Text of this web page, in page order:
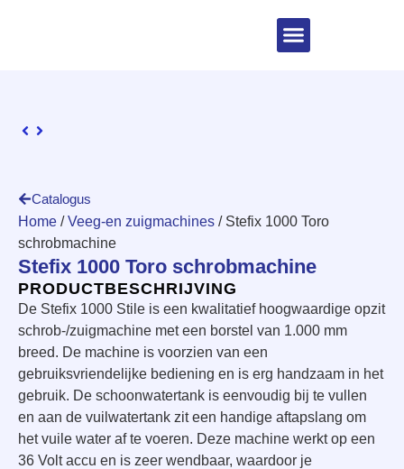
Catalogus
Home /Veeg-en zuigmachines / Stefix 1000 Toro
schrobmachine
Stefix 1000 Toro schrobmachine
PRODUCTBESCHRIJVING
De Stefix 1000 Stile is een kwalitatief hoogwaardige opzit
schrob-/zuigmachine met een borstel van 1.000 mm
breed. De machine is voorzien van een
gebruiksvriendelijke bediening en is erg handzaam in het
gebruik. De schoonwatertank is eenvoudig bij te vullen
en aan de vuilwatertank zit een handige aftapslang om
het vuile water af te voeren. Deze machine werkt op een
36 Volt accu en is zeer wendbaar, waardoor je